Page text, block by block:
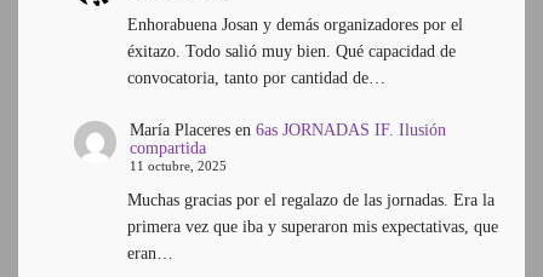
Enhorabuena Josan y demás organizadores por el
éxitazo. Todo salió muy bien. Qué capacidad de
convocatoria, tanto por cantidad de…
María Placeresen 6as JORNADAS IF. Ilusión
compartida
11 octubre, 2025
Muchas gracias por el regalazo de las jornadas. Era la
primera vez que iba y superaron mis expectativas, que
eran…